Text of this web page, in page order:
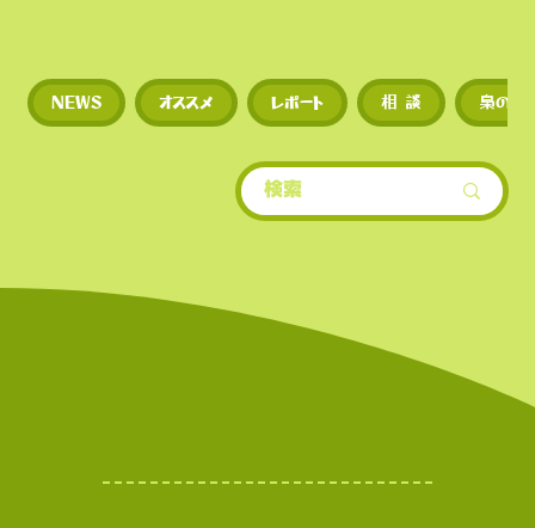
◼︎新規トークンや草コイ
期に上場するため、投資
多い。
​• 世界的にもトップクラ
• 新規トークンや草コイ
期に上場するため、投資
世界的にもトップクラ世
NEWS オススメ レポート 相 談 梟のひ